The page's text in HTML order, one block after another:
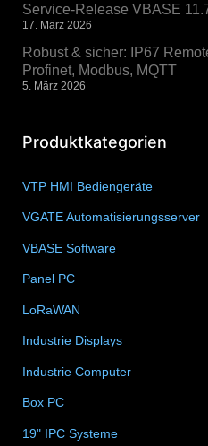
Service-Release VBASE
17. März 2026
Robust & sicher: IP67
Profinet, Modbus, MQTT
5. März 2026
Produktkategorien
VTP HMI Bediengeräte
VGATE Automatisierungsserver
VBASE Software
Panel PC
LoRaWAN
Industrie Displays
Industrie Computer
Box PC
19" IPC Systeme